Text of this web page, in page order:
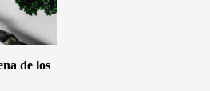
de los